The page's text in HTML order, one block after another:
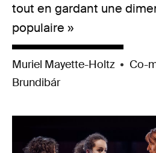
tout en gardant une
populaire »
Muriel Mayette-Holtz
Co-
Brundibár